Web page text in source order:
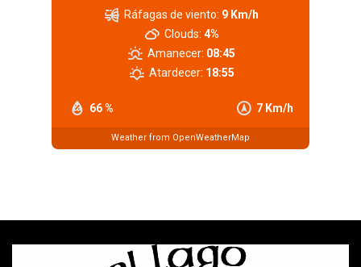
66 % 7 Km/h
Ráfagas de viento: 9 Km/h
Clouds: 4%
Amanecer: 08:45
Atardecer: 18:55
Weather from OpenWeatherMap